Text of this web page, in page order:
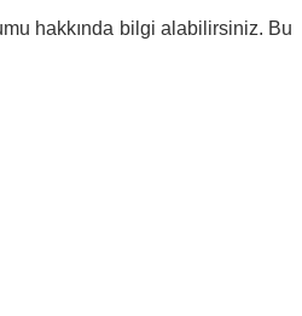
hakkında bilgi alabilirsiniz. Bu